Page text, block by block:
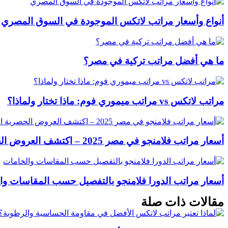
أنواع وأسعار مراتب لاتكس الموجودة في السوق المصري
ما هي أفضل مراتب تركية في مصر؟
مراتب لاتكس vs مراتب ميموري فوم: ماذا تختار ولماذا؟
أسعار مراتب فلامنجو في مصر 2025 – اكتشف العروض الحصرية الآن
أسعار مراتب الدورا فلامنجو بالتفصيل حسب المقاسات
مقالات ذات صلة